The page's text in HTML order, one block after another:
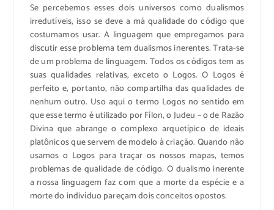
Se percebemos esses dois universos como dualismos
irredutíveis, isso se deve a má qualidade do código que
costumamos usar. A linguagem que empregamos para
discutir esse problema tem dualismos inerentes. Trata-se
de um problema de linguagem. Todos os códigos tem as
suas qualidades relativas, exceto o Logos. O Logos é
perfeito e, portanto, não compartilha das qualidades de
nenhum outro. Uso aqui o termo Logos no sentido em
que esse termo é utilizado por Fílon, o Judeu – o de Razão
Divina que abrange o complexo arquetípico de ideais
platônicos que servem de modelo à criação. Quando não
usamos o Logos para traçar os nossos mapas, temos
problemas de qualidade de código. O dualismo inerente
a nossa linguagem faz com que a morte da espécie e a
morte do indivíduo pareçam dois conceitos opostos.